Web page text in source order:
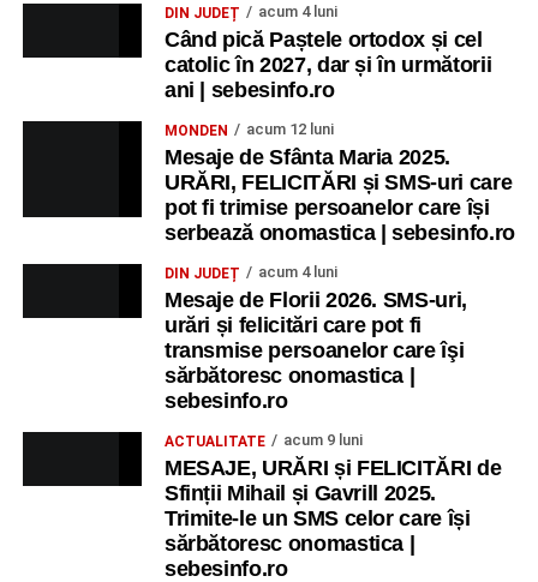
DIN JUDEȚ acum 4 luni
Când pică Paștele ortodox și cel
catolic în 2027, dar și în următorii
ani | sebesinfo.ro
MONDEN acum 12 luni
Mesaje de Sfânta Maria 2025.
URĂRI, FELICITĂRI și SMS-uri care
pot fi trimise persoanelor care își
serbează onomastica | sebesinfo.ro
DIN JUDEȚ acum 4 luni
Mesaje de Florii 2026. SMS-uri,
urări și felicitări care pot fi
transmise persoanelor care îşi
sărbătoresc onomastica |
sebesinfo.ro
ACTUALITATE acum 9 luni
MESAJE, URĂRI și FELICITĂRI de
Sfinții Mihail și Gavrill 2025.
Trimite-le un SMS celor care își
sărbătoresc onomastica |
sebesinfo.ro